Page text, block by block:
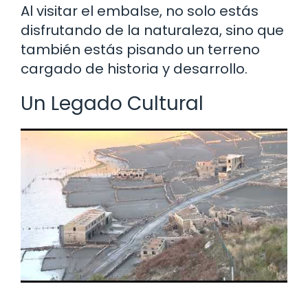
Al visitar el embalse, no solo estás
disfrutando de la naturaleza, sino que
también estás pisando un terreno
cargado de historia y desarrollo.
Un Legado Cultural